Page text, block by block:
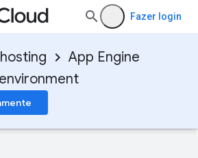
Fazer login
App Engine